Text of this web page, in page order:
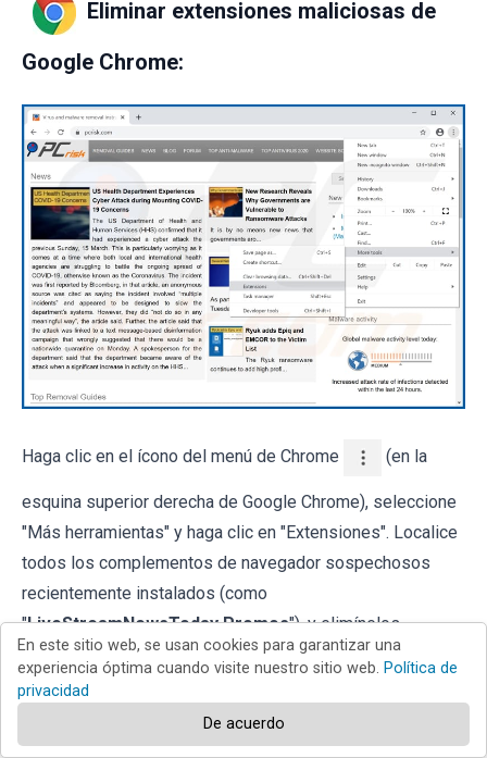
Eliminar extensiones maliciosas de
Google Chrome:
Haga clic en el ícono del menú de Chrome (en la
esquina superior derecha de Google Chrome), seleccione
"Más herramientas" y haga clic en "Extensiones". Localice
todos los complementos de navegador sospechosos
recientemente instalados (como
"LiveStreamNewsToday Promos"), y elimínelos.
En este sitio web, se usan cookies para garantizar una
experiencia óptima cuando visite nuestro sitio web. Política de
privacidad
De acuerdo